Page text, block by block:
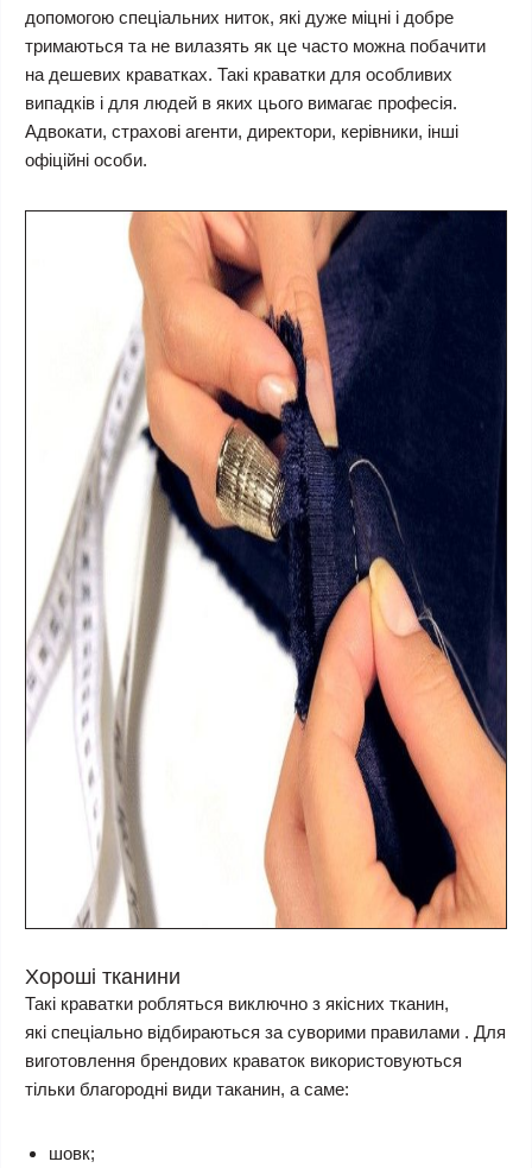
допомогою спеціальних ниток, які дуже міцні і добре
тримаються та не вилазять як це часто можна побачити
на дешевих краватках. Такі краватки для особливих
випадків і для людей в яких цього вимагає професія.
Адвокати, страхові агенти, директори, керівники, інші
офіційні особи.
Хороші тканини
Такі краватки робляться виключно з якісних тканин,
які спеціально відбираються за суворими правилами . Для
виготовлення брендових краваток використовуються
тільки благородні види таканин, а саме:
шовк;